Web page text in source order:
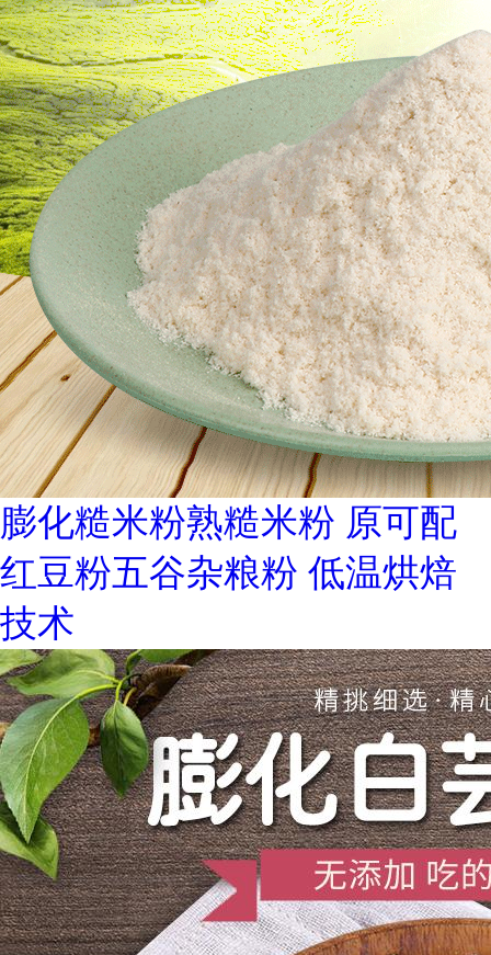
膨化糙米粉熟糙米粉 原可配
红豆粉五谷杂粮粉 低温烘焙
技术